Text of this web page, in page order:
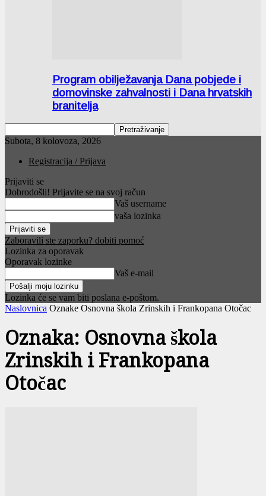
Program obilježavanja Dana pobjede i
domovinske zahvalnosti i Dana hrvatskih
branitelja
Subota, 8 kolovoza, 2026
Registracija / Prijava
Prijaviti se
Dobrodošli! Prijavite se na svoj račun
Vaš username
vaša lozinka
Zaboravili ste zaporku? dobiti pomoć
Lozinka za oporavak
Oporavak lozinke
Vaš e-mail
Lozinka će se vam biti poslana e-poštom.
Naslovnica Oznake Osnovna škola Zrinskih i Frankopana Otočac
Oznaka: Osnovna škola
Zrinskih i Frankopana
Otočac